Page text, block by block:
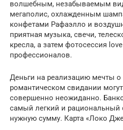
волшебным, незабываемым
мегаполис, охлажденным
конфетами Рафаэлло и
приятная музыка, свечи,
кресла, а затем фотосессия
профессионалов.
Деньги на реализацию мечты
романтическом свидании
совершенно неожиданно.
самый легкий и рациональный
нужную сумму. Карта «Локо